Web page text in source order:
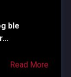
ble
Read More